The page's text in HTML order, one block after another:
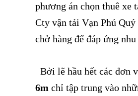
phương án chọn thuê
Cty vận tải Vạn Phú
chở hàng để đáp ứng
Bởi lẽ hầu hết các đơn
6m chỉ tập trung vào